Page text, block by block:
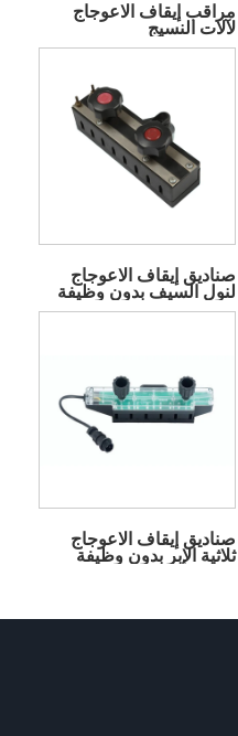
مراقب إيقاف الاعوجاج
لآلات النسيج
صناديق إيقاف الاعوجاج
لنول السيف بدون وظيفة
العرض
صناديق إيقاف الاعوجاج
ثلاثية الإبر بدون وظيفة